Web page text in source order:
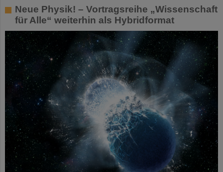
Neue Physik! – Vortragsreihe „Wissenschaft
für Alle“ weiterhin als Hybridformat